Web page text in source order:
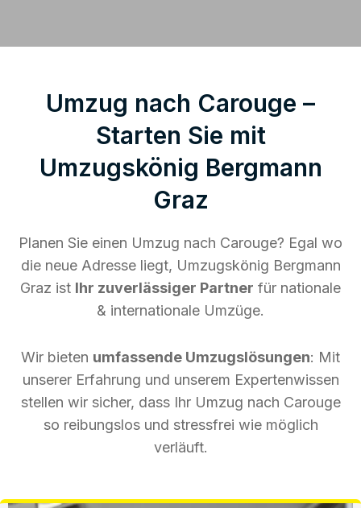
Umzug nach Carouge –
Starten Sie mit
Umzugskönig Bergmann
Graz
Planen Sie einen Umzug nach Carouge? Egal wo
die neue Adresse liegt, Umzugskönig Bergmann
Graz ist Ihr zuverlässiger Partner für nationale
& internationale Umzüge.
Wir bieten umfassende Umzugslösungen: Mit
unserer Erfahrung und unserem Expertenwissen
stellen wir sicher, dass Ihr Umzug nach Carouge
so reibungslos und stressfrei wie möglich
verläuft.